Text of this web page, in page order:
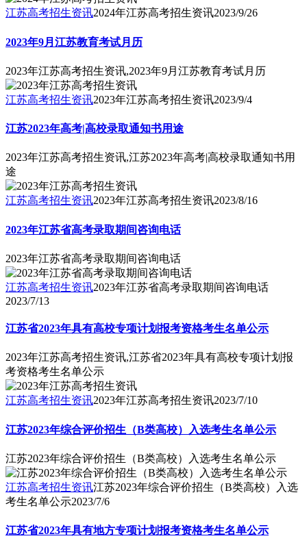
江苏高考招生资讯2024年江苏高考招生资讯2023/9/26
2023年9月江苏教育考试月历
2023年江苏高考招生资讯,2023年9月江苏教育考试月历
江苏高考招生资讯2023年江苏高考招生资讯2023/9/4
江苏2023年高考|高校录取通知书用途
2023年江苏高考招生资讯,江苏2023年高考|高校录取通知书用
途
江苏高考招生资讯2023年江苏高考招生资讯2023/8/16
2023年江苏省高考录取期间咨询电话
2023年江苏省高考录取期间咨询电话
江苏高考招生资讯2023年江苏省高考录取期间咨询电话
2023/7/13
江苏省2023年具有高校专项计划报考资格考生名单公示
2023年江苏高考招生资讯,江苏省2023年具有高校专项计划报
考资格考生名单公示
江苏高考招生资讯2023年江苏高考招生资讯2023/7/10
江苏2023年综合评价招生（B类高校）入选考生名单公示
江苏2023年综合评价招生（B类高校）入选考生名单公示
江苏高考招生资讯江苏2023年综合评价招生（B类高校）入选
考生名单公示2023/7/6
江苏省2023年具有地方专项计划报考资格考生名单公示